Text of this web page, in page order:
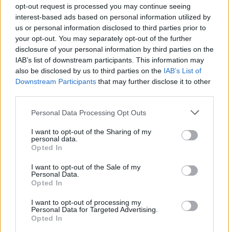
opt-out request is processed you may continue seeing
interest-based ads based on personal information utilized by
us or personal information disclosed to third parties prior to
your opt-out. You may separately opt-out of the further
disclosure of your personal information by third parties on the
IAB’s list of downstream participants. This information may
also be disclosed by us to third parties on the IAB’s List of
Downstream Participants that may further disclose it to other
Personal Data Processing Opt Outs
I want to opt-out of the Sharing of my
personal data.
Opted In
I want to opt-out of the Sale of my
Personal Data.
Opted In
I want to opt-out of processing my
Personal Data for Targeted Advertising.
Opted In
Visi įrašai
Žiūrimiausi įrašai
Vaizdai iš tragiškos avarijos Vilniaus r.: dviejų moterų ir
Žinios | Lietuvos diena
00:00:57
Savaitės vidurys nusimato karštas: temperatūra kils iki
32 laipsnių šilumos
Žinios | Orai